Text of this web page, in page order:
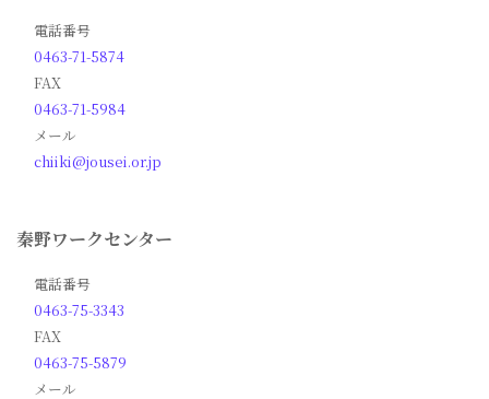
電話番号
0463-71-5874
FAX
0463-71-5984
メール
chiiki@jousei.or.jp
秦野ワークセンター
電話番号
0463-75-3343
FAX
0463-75-5879
メール